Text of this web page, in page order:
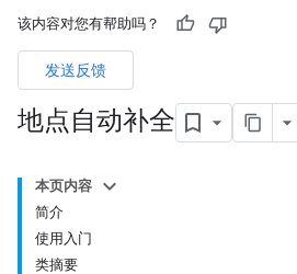
该内容对您有帮助吗？
发送反馈
地点自动补全
本页内容
简介
使用入门
类摘要